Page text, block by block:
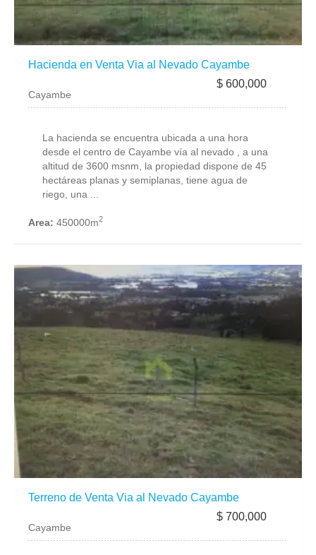
Hacienda en Venta Via al Nevado Cayambe
$ 600,000
Cayambe
La hacienda se encuentra ubicada a una hora
desde el centro de Cayambe vía al nevado , a una
altitud de 3600 msnm, la propiedad dispone de 45
hectáreas planas y semiplanas, tiene agua de
riego, una ...
Area: 450000m2
Terreno de Venta Via al Nevado Cayambe
$ 700,000
Cayambe